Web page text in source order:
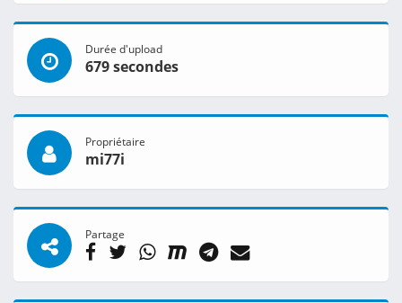
Durée d'upload
679 secondes
Propriétaire
mi77i
Partage